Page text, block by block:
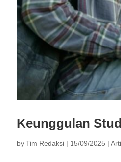
Keunggulan
by Tim Redaksi| 15/09/2025 |